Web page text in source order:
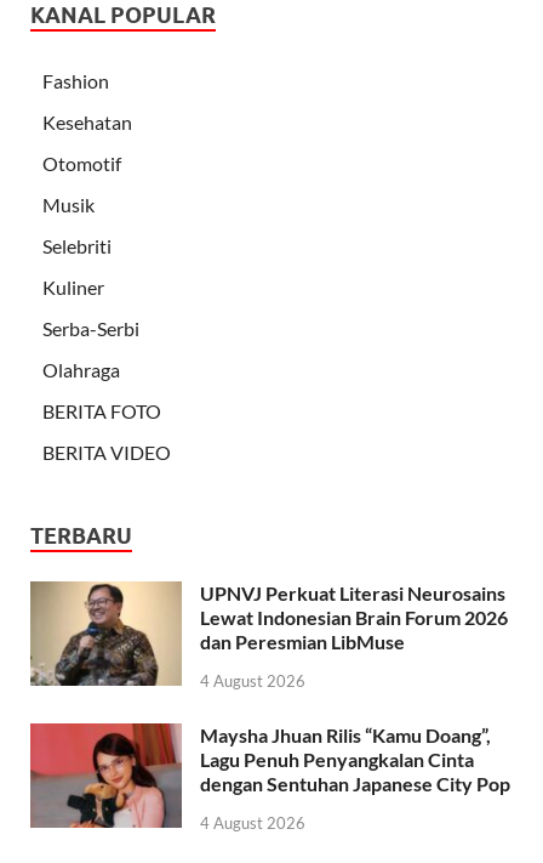
KANAL POPULAR
Fashion
Kesehatan
Otomotif
Musik
Selebriti
Kuliner
Serba-Serbi
Olahraga
BERITA FOTO
BERITA VIDEO
TERBARU
UPNVJ Perkuat Literasi Neurosains
Lewat Indonesian Brain Forum 2026
dan Peresmian LibMuse
4 August 2026
Maysha Jhuan Rilis “Kamu Doang”,
Lagu Penuh Penyangkalan Cinta
dengan Sentuhan Japanese City Pop
4 August 2026